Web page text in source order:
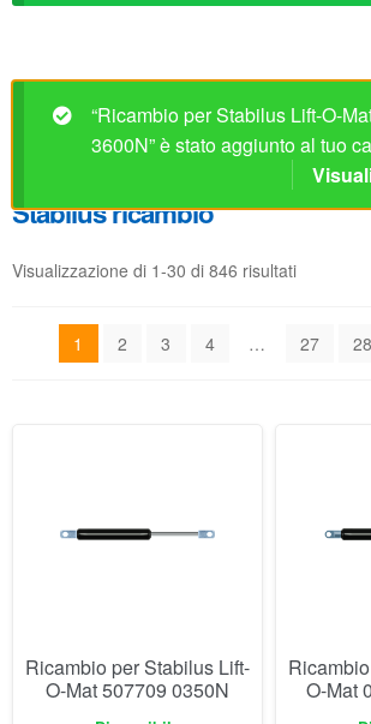
“Ricambio per Stabilus Lift-O-
3600N” è stato aggiunto al tuo
Stabilus ricambio
Visualizzazione di 1-30 di 846 risultati
1 2 3 4 … 27 28
Ricambio per Stabilus Lift-
O-Mat 507709 0350N
O-Mat